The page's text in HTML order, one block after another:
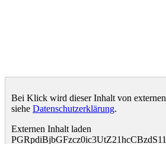
Bei Klick wird dieser Inhalt von
siehe Datenschutzerklärung.
Externen Inhalt laden